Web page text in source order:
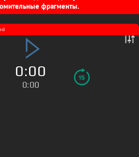
фрагменты.
0:00
0:00